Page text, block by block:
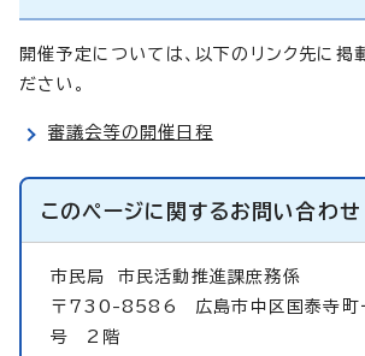
開催予定については、以下のリンク先に掲
ださい。
審議会等の開催日程
このページに関するお問い合わせ
市民局 市民活動推進課庶務係
〒730-8586 広島市中区国泰寺町
号 2階